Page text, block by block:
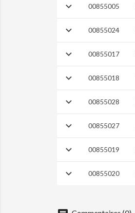
 00855005
 00855024
 00855017
 00855018
 00855028
 00855027
 00855019
 00855020